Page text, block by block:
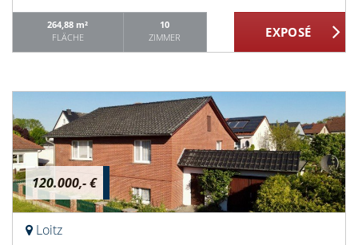
264,88 m²
FLÄCHE
10
ZIMMER
120.000,- €
Loitz